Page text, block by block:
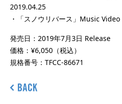
2019.04.25
・「スノウリバース」Music Video
発売日：2019年7月3日 Release
価格：¥6,050（税込）
規格番号：TFCC-86671